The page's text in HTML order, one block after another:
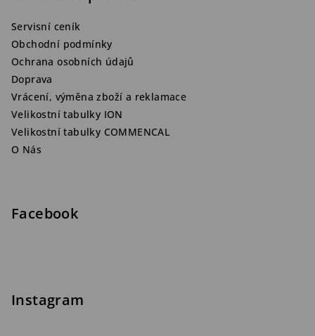
Servisní ceník
Obchodní podmínky
Ochrana osobních údajů
Doprava
Vrácení, výměna zboží a reklamace
Velikostní tabulky ION
Velikostní tabulky COMMENCAL
O Nás
Facebook
Instagram